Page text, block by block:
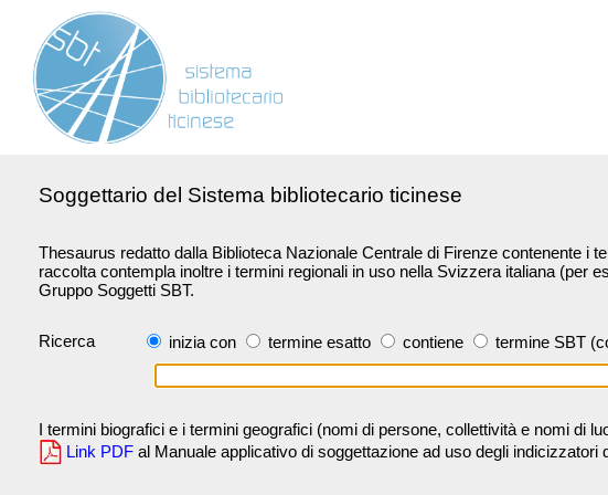
Soggettario del Sistema bibliotecario ticinese
Thesaurus redatto dalla Biblioteca Nazionale Centrale di Firenze contenente i
raccolta contempla inoltre i termini regionali in uso nella Svizzera italiana (per
Gruppo Soggetti SBT.
Ricerca inizia con termine esatto contiene termine SBT
I termini biografici e i termini geografici (nomi di persone, collettività e nomi di
Link PDF al Manuale applicativo di soggettazione ad uso degli indicizzatori